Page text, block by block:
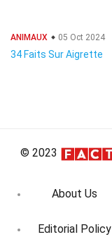
ANIMAUX 05 Oct 2024
34 Faits Sur Aigrette
© 2023
About Us
Editorial Policy